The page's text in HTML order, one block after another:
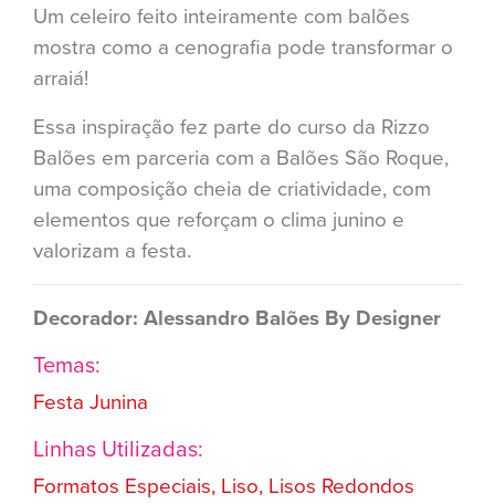
Um celeiro feito inteiramente com balões
mostra como a cenografia pode transformar o
arraiá!
Essa inspiração fez parte do curso da Rizzo
Balões em parceria com a Balões São Roque,
uma composição cheia de criatividade, com
elementos que reforçam o clima junino e
valorizam a festa.
Decorador: Alessandro Balões By Designer
Temas:
Festa Junina
Linhas Utilizadas:
Formatos Especiais, Liso, Lisos Redondos